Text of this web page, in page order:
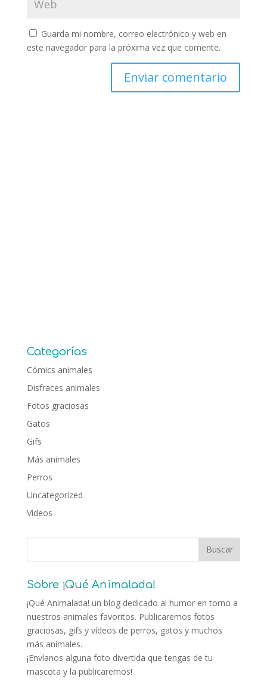
Guarda mi nombre, correo electrónico y web en
este navegador para la próxima vez que comente.
Categorías
Cómics animales
Disfraces animales
Fotos graciosas
Gatos
Gifs
Más animales
Perros
Uncategorized
Vídeos
Sobre ¡Qué Animalada!
¡Qué Animalada! un blog dedicado al humor en torno a
nuestros animales favoritos. Publicaremos fotos
graciosas, gifs y vídeos de perros, gatos y muchos
más animales.
¡Envíanos alguna foto divertida que tengas de tu
mascota y la publicaremos!